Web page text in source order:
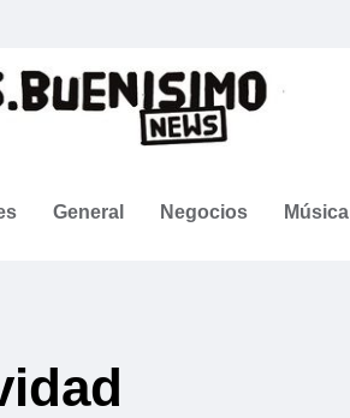
General Negocios Música